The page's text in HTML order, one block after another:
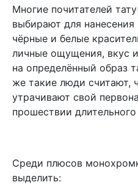
Многие почитателей
выбирают для нанесения
чёрные и белые
личные ощущения, вкус
на определённый образ
же такие люди считают,
утрачивают свой
прошествии
Среди плюсов
выделить: